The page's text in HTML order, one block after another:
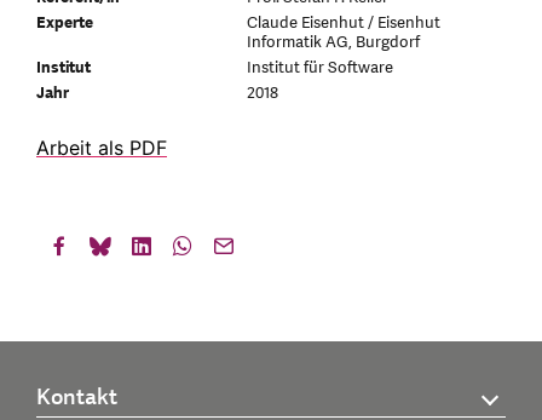
Experte
Claude Eisenhut / Eisenhut
Informatik AG, Burgdorf
Institut
Institut für Software
Jahr
2018
Arbeit als PDF
Kontakt